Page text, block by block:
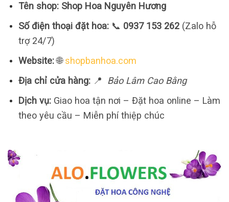
Tên shop: Shop Hoa Nguyên Hương
Số điện thoại đặt hoa:📞 0937 153 262(Zalo hỗ
trợ 24/7)
Website:🌐shopbanhoa.com
Địa chỉ cửa hàng:📍
Bảo Lâm Cao Bằng
Dịch vụ:Giao hoa tận nơi – Đặt hoa online – Làm
theo yêu cầu – Miễn phí thiệp chúc